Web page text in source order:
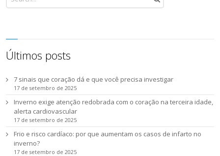
Últimos posts
7 sinais que coração dá e que você precisa investigar
17 de setembro de 2025
Inverno exige atenção redobrada com o coração na terceira idade,
alerta cardiovascular
17 de setembro de 2025
Frio e risco cardíaco: por que aumentam os casos de infarto no
inverno?
17 de setembro de 2025